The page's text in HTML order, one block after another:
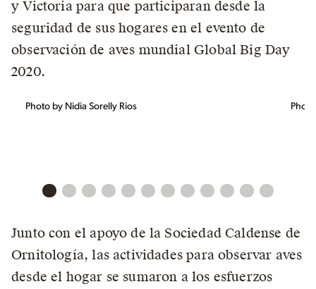
y Victoria para que participaran desde la
seguridad de sus hogares en el evento de
observación de aves mundial Global Big Day
2020.
Photo by Nidia Sorelly Rios
Junto con el apoyo de la Sociedad Caldense de
Ornitología, las actividades para observar aves
desde el hogar se sumaron a los esfuerzos